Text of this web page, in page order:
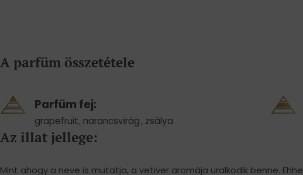
A parfüm összetétele
Parfüm fej:
grapefruit, narancsvirág, zsálya
Az illat jellege:
Mint ahogy a neve is mutatja, a vetiver aromája uralkodik benne.